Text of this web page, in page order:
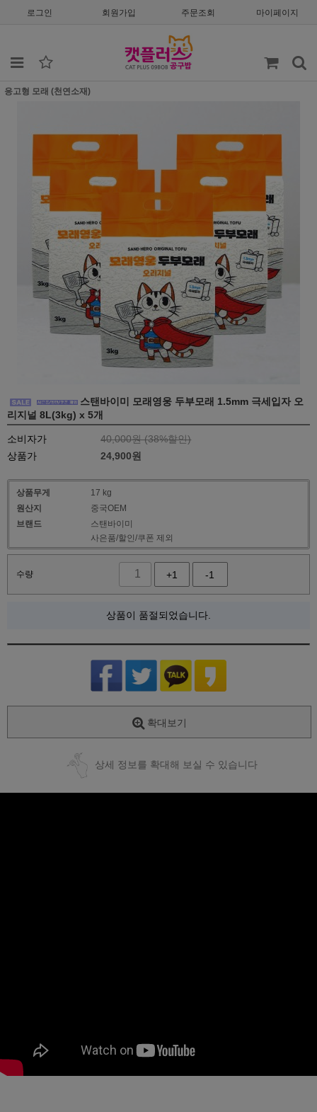
로그인 회원가입 주문조회 마이페이지
응고형 모래 (천연소재)
스탠바이미 모래영웅 두부모래 1.5mm 극세입자 오
리지널 8L(3kg) x 5개
소비자가 40,000원 (38%할인)
상품가
24,900원
상품무게
17 kg
원산지
중국OEM
브랜드
스탠바이미
사은품/할인/쿠폰 제외
수량 +1 -1
상품이 품절되었습니다.
확대보기
상세 정보를 확대해 보실 수 있습니다